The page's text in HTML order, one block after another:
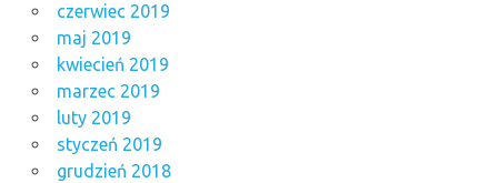
czerwiec 2019
maj 2019
kwiecień 2019
marzec 2019
luty 2019
styczeń 2019
grudzień 2018